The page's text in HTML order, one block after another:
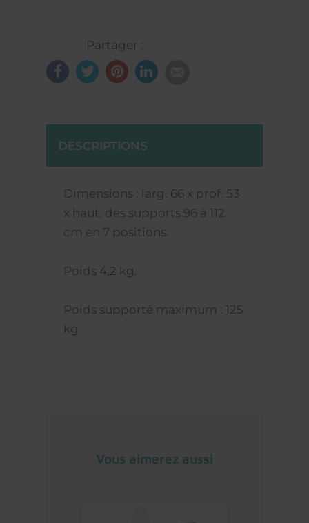
Partager :
DESCRIPTIONS
Dimensions : larg. 66 x prof. 53
x haut. des supports 96 à 112
cm en 7 positions.
Poids 4,2 kg.
Poids supporté maximum : 125
kg
Vous aimerez aussi